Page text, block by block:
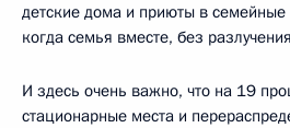
детские дома и приюты в
когда семья вместе, без
И здесь очень важно, что на 19
стационарные места и